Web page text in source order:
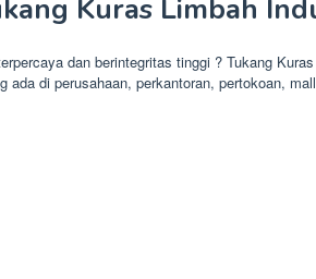
Kuras Limbah
dan berintegritas tinggi ? Tukang
ada di perusahaan, perkantoran, pertokoan,